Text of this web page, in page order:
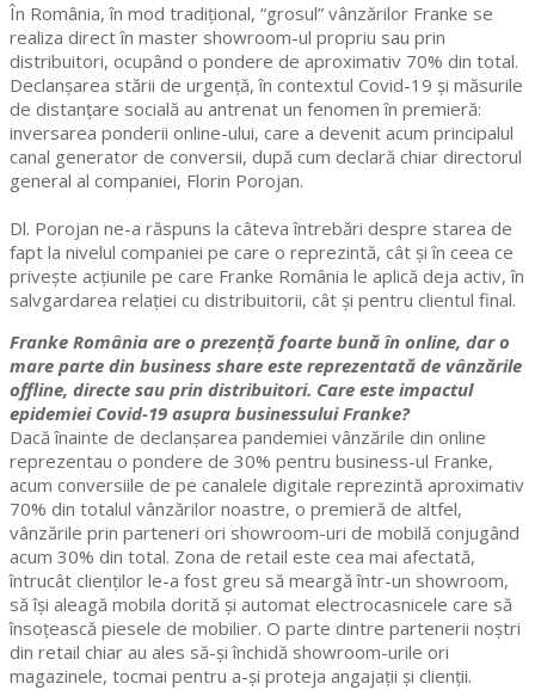
În România, în mod tradițional, “grosul” vânzărilor Franke se
realiza direct în master showroom-ul propriu sau prin
distribuitori, ocupând o pondere de aproximativ 70% din total.
Declanșarea stării de urgență, în contextul Covid-19 și măsurile
de distanțare socială au antrenat un fenomen în premieră:
inversarea ponderii online-ului, care a devenit acum principalul
canal generator de conversii, după cum declară chiar directorul
general al companiei, Florin Porojan.
Dl. Porojan ne-a răspuns la câteva întrebări despre starea de
fapt la nivelul companiei pe care o reprezintă, cât și în ceea ce
privește acțiunile pe care Franke România le aplică deja activ, în
salvgardarea relației cu distribuitorii, cât și pentru clientul final.
Franke România are o prezență foarte bună în online, dar o
mare parte din business share este reprezentată de vânzările
offline, directe sau prin distribuitori. Care este impactul
epidemiei Covid-19 asupra businessului Franke?
Dacă înainte de declanșarea pandemiei vânzările din online
reprezentau o pondere de 30% pentru business-ul Franke,
acum conversiile de pe canalele digitale reprezintă aproximativ
70% din totalul vânzărilor noastre, o premieră de altfel,
vânzările prin parteneri ori showroom-uri de mobilă conjugând
acum 30% din total. Zona de retail este cea mai afectată,
întrucât clienților le-a fost greu să meargă într-un showroom,
să își aleagă mobila dorită și automat electrocasnicele care să
însoțească piesele de mobilier. O parte dintre partenerii noștri
din retail chiar au ales să-și închidă showroom-urile ori
magazinele, tocmai pentru a-și proteja angajații și clienții.